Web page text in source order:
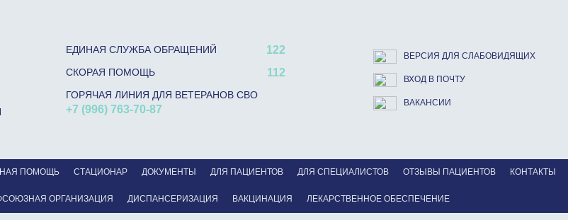
ПОМОЩЬ СТАЦИОНАР ДОКУМЕНТЫ ДЛЯ ПАЦИЕНТОВ ДЛЯ СПЕЦИАЛИСТОВ ОТЗЫВЫ ПАЦИЕНТОВ КОНТАКТЫ
ОРГАНИЗАЦИЯ ДИСПАНСЕРИЗАЦИЯ ВАКЦИНАЦИЯ ЛЕКАРСТВЕННОЕ ОБЕСПЕЧЕНИЕ
ЕДИНАЯ СЛУЖБА ОБРАЩЕНИЙ 122
СКОРАЯ ПОМОЩЬ 112
ГОРЯЧАЯ ЛИНИЯ ДЛЯ ВЕТЕРАНОВ СВО
+7 (996) 763-70-87
ВЕРСИЯ ДЛЯ СЛАБОВИДЯЩИХ
ВХОД В ПОЧТУ
ВАКАНСИИ